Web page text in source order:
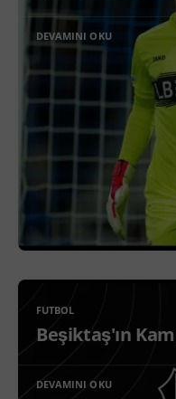
DEVAMINI OKU
FUTBOL
Beşiktaş'ın
DEVAMINI OKU